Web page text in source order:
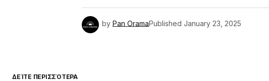
by Pan OramaPublished January 23, 2025
ΔΕΊΤΕ ΠΕΡΙΣΣΌΤΕΡΑ